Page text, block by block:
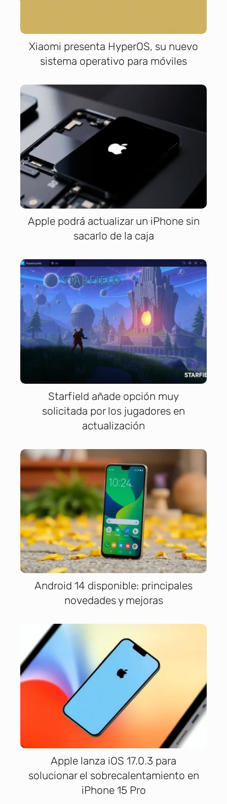
Xiaomi presenta HyperOS, su nuevo
sistema operativo para móviles
Apple podrá actualizar un iPhone sin
sacarlo de la caja
Starfield añade opción muy
solicitada por los jugadores en
actualización
Android 14 disponible: principales
novedades y mejoras
Apple lanza iOS 17.0.3 para
solucionar el sobrecalentamiento en
iPhone 15 Pro